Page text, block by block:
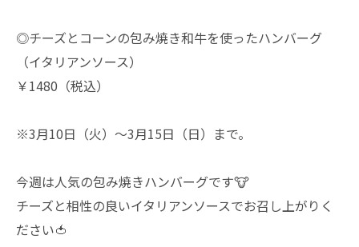
◎チーズとコーンの包み焼き和牛を使ったハンバーグ
（イタリアンソース）
￥1480（税込）
※3月10日（火）～3月15日（日）まで。
今週は人気の包み焼きハンバーグです🐮
チーズと相性の良いイタリアンソースでお召し上がりく
ださい🍅